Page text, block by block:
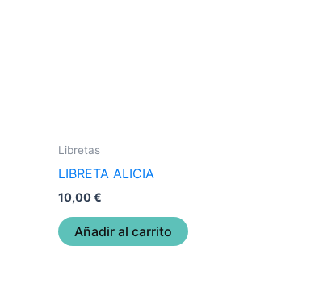
Libretas
LIBRETA ALICIA
10,00€
Añadir al carrito